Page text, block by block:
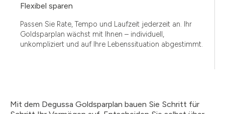
Flexibel sparen
Passen Sie Rate, Tempo und Laufzeit jederzeit an. Ihr
Goldsparplan wächst mit Ihnen – individuell,
unkompliziert und auf Ihre Lebenssituation abgestimmt.
Mit dem Degussa Goldsparplan bauen Sie Schritt für